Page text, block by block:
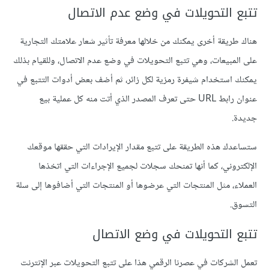
تتبع التحويلات في وضع عدم الاتصال
هناك طريقة أخرى يمكنك من خلالها معرفة تأثير شعار علامتك التجارية
على المبيعات، وهي تتبع التحويلات في وضع عدم الاتصال، وللقيام بذلك
يمكنك استخدام شيفرة رمزية لكل زائر، ثم أضف بعض أدوات التتبع في
عنوان رابط URL حتى تعرف المصدر الذي أتت منه كل عملية بيع
جديدة.
ستساعدك هذه الطريقة على تتبع مقدار الإيرادات التي حققها موقعك
الإلكتروني، كما أنها تمنحك سجلات لجميع الإجراءات التي اتخذها
العملاء، مثل المنتجات التي عرضوها أو المنتجات التي أضافوها إلى سلة
التسوق.
تتبع التحويلات في وضع الاتصال
تعمل الشركات في عصرنا الرقمي هذا على تتبع التحويلات عبر الإنترنت